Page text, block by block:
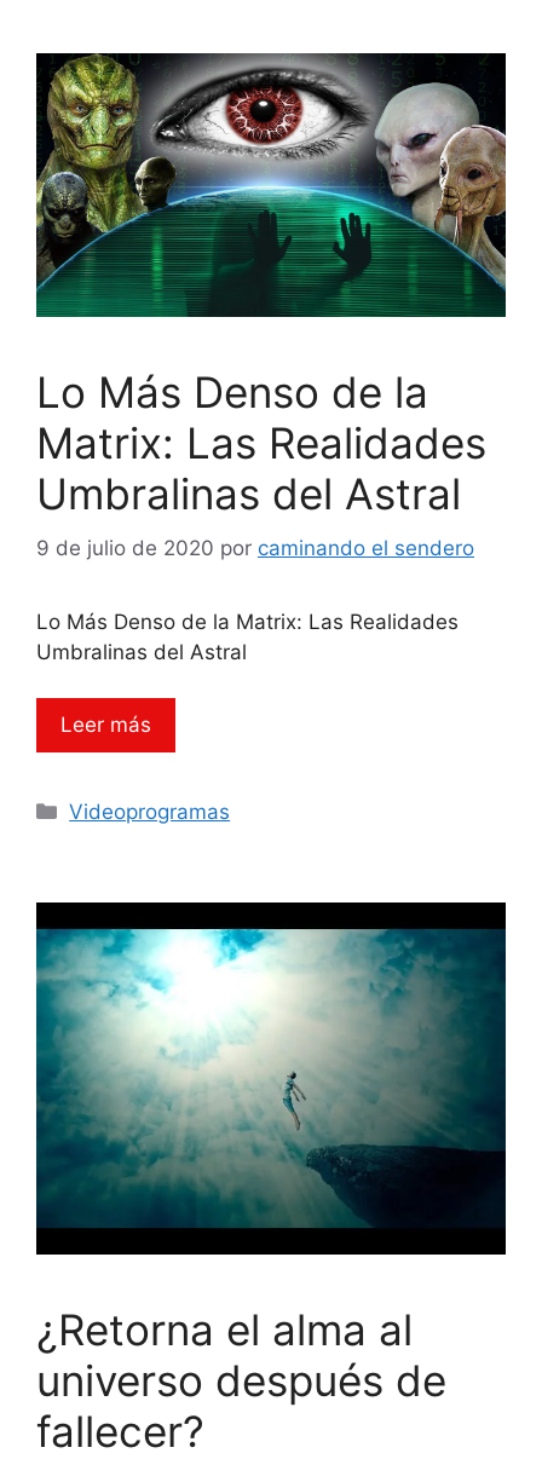
Lo Más Denso de la
Matrix: Las Realidades
Umbralinas del Astral
9 de julio de 2020 por caminando el sendero
Lo Más Denso de la Matrix: Las Realidades
Umbralinas del Astral
Leer más
Categorías
Videoprogramas
¿Retorna el alma al
universo después de
fallecer?